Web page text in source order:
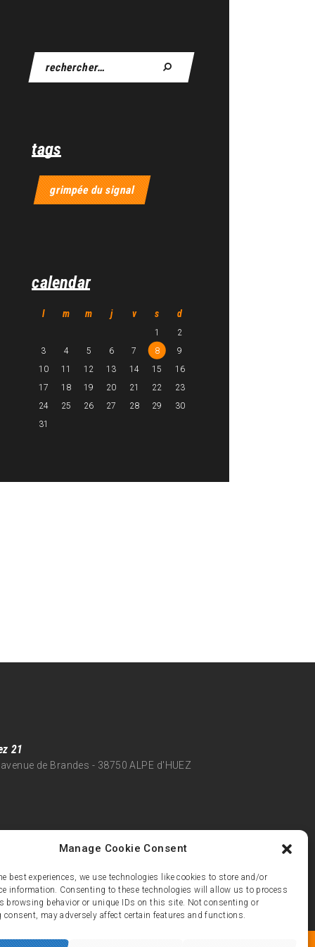
Manage Cookie Consent
best experiences, we use technologies like cookies to store and/or
information. Consenting to these technologies will allow us to process
browsing behavior or unique IDs on this site. Not consenting or
may adversely affect certain features and functions.
tags
grimpée du signal
calendar
l m m j v s d
1
2
3
4 5 6 7 8
9
10
11 12 13 14 15
16
17
18 19 20 21 22
23
24
25 26 27 28 29
30
31
21
de Brandes - 38750 ALPE d'HUEZ